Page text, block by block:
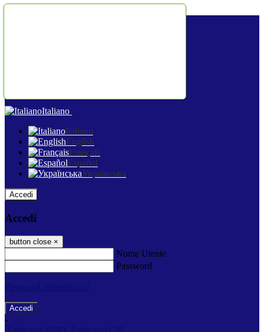
Italiano
Italiano
English
Français
Español
Українська
Accedi
Accedi
button close ×
Nome Utente
Password
-